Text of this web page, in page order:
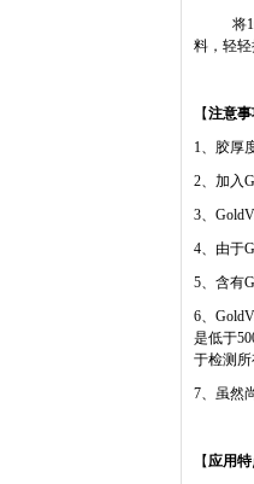
将
料，轻
【注意
1、胶厚
2、加入
3、
4、由于
5、含有
6、
是低于
于检测所
7、虽然
【应用